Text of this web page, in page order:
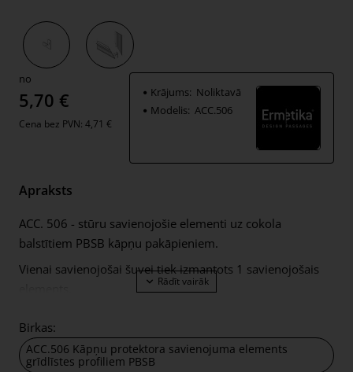
no
5,70 €
Cena bez PVN: 4,71 €
Krājums: Noliktavā
Modelis: ACC.506
Apraksts
ACC. 506 - stūru savienojošie elementi uz cokola
balstītiem PBSB kāpņu pakāpieniem.
Vienai savienojošai šuvei tiek izmantots 1 savienojošais
Birkas:
ACC.506 Kāpņu protektora savienojuma elements
grīdlīstes profiliem PBSB